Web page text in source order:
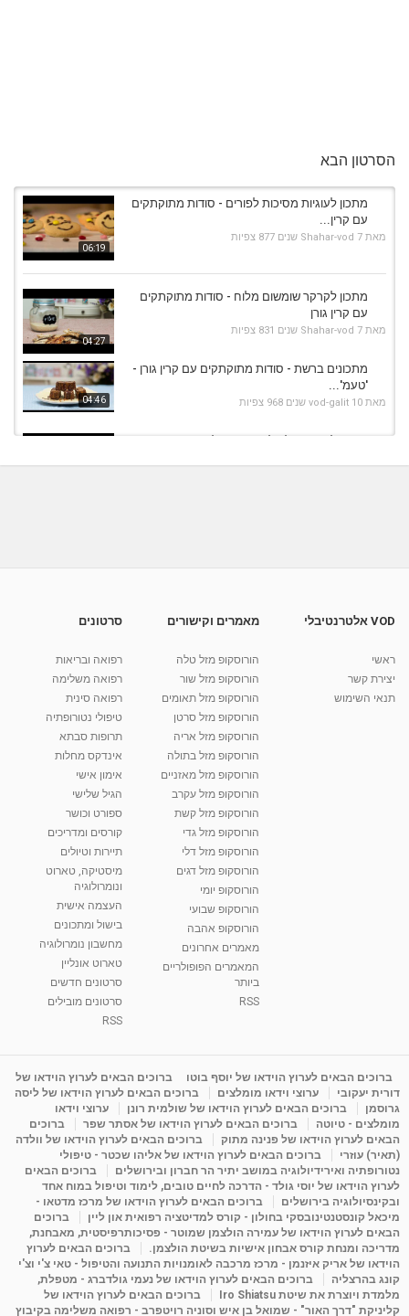
הסרטון הבא
06:19
מתכון לעוגיות מסיכות לפורים - סודות מתוקתקים
עם קרין...
מאת Shahar-vod 7 שנים 877 צפיות
04:27
מתכון לקרקר שומשום מלוח - סודות מתוקתקים
עם קרין גורן
מאת Shahar-vod 7 שנים 831 צפיות
04:46
מתכונים ברשת - סודות מתוקתקים עם קרין גורן -
'טעמ'...
מאת vod-galit 10 שנים 968 צפיות
מתכון לעוגת וופל בלגי עם מייפל - סודות
מאת Shahar-vod 7 שנים 985 צפיות
מתכונים ברשת - סודות מתוקתקים עם קרין גורן -
10:17
קרין גורן - העוגה המתגלצ’ת ללא קמח
יוסי שר - מתמחה בשיטת אלכסנדר וטאי צ'י
2,734 צפיות
01:46
רנה רז-גילו -טיפול אנרגטי ויעוץ רוחני - נומרולוגית
2,309 צפיות
סודות בתאריך הלידה, משמעות חודש הלידה -
ינואר זינה ליבשיץ נומרולוגית
09:12
מדיטציה בדמיון מודרך - היכרות עם האני הפנימי
מאת admin 11 שנים 3,644 צפיות
15:49
פנינה מתוק - מרכז "נתיב הלב" בהרצליה-
מדיטציה-התחדשות
מאת Shahar-vod 2,143 צפיות
VOD אלטרנטיבלי
ראשי
יצירת קשר
תנאי השימוש
מאמרים וקישורים
הורוסקופ מזל טלה
הורוסקופ מזל שור
הורוסקופ מזל תאומים
הורוסקופ מזל סרטן
הורוסקופ מזל אריה
הורוסקופ מזל בתולה
הורוסקופ מזל מאזניים
הורוסקופ מזל עקרב
הורוסקופ מזל קשת
הורוסקופ מזל גדי
הורוסקופ מזל דלי
הורוסקופ מזל דגים
הורוסקופ יומי
הורוסקופ שבועי
הורוסקופ אהבה
מאמרים אחרונים
המאמרים הפופולריים
ביותר
RSS
סרטונים
רפואה ובריאות
רפואה משלימה
רפואה סינית
טיפולי נטורופתיה
תרופות סבתא
אינדקס מחלות
אימון אישי
הגיל שלישי
ספורט וכושר
קורסים ומדריכים
תיירות וטיולים
מיסטיקה, טארוט
ונומרולוגיה
העצמה אישית
בישול ומתכונים
מחשבון נומרולוגיה
טארוט אונליין
סרטונים חדשים
סרטונים מובילים
RSS
ברוכים הבאים לערוץ הוידאו של יוסף בוטו
ברוכים הבאים לערוץ הוידאו של
דורית יעקובי
ערוצי וידאו מומלצים
ברוכים הבאים לערוץ הוידאו של ליסה
גרוסמן
ברוכים הבאים לערוץ הוידאו של שולמית רונן
ערוצי וידאו
מומלצים - טיוטה
ברוכים הבאים לערוץ הוידאו של אסתר שפר
ברוכים
הבאים לערוץ הוידאו של פנינה מתוק
ברוכים הבאים לערוץ הוידאו של וולדה
(תאיר) עוזרי
ברוכים הבאים לערוץ הוידאו של אליהו שכטר - טיפולי
נטורופתיה ואירידיולוגיה במושב יתיר הר חברון ובירושלים
ברוכים הבאים
לערוץ הוידאו של יוסי גולד - הדרכה לחיים טובים, לימוד וטיפול במוח אחד
ובקינסיולוגיה בירושלים
ברוכים הבאים לערוץ הוידאו של מרכז מדטאו -
מיכאל קונסטנטינובסקי בחולון - קורס למדיטציה רפואית און ליין
ברוכים
הבאים לערוץ הוידאו של עמירה הולצמן שמוטר - פסיכותרפיסטית, מאבחנת,
מדריכה ומנחת קורס אבחון אישיות בשיטת הולצמן.
ברוכים הבאים לערוץ
הוידאו של אריק איזנמן - מרכז מרכבה לאומנויות התנועה והטיפול - טאי צ'י וצ'י
קונג בהרצליה
ברוכים הבאים לערוץ הוידאו של נעמי גולדברג - מטפלת,
מלמדת ויוצרת את שיטת Iro Shiatsu
ברוכים הבאים לערוץ הוידאו של
קליניקת "דרך האור" - שמואל בן איש וסוניה רויטפרב - רפואה משלימה בקיבוץ